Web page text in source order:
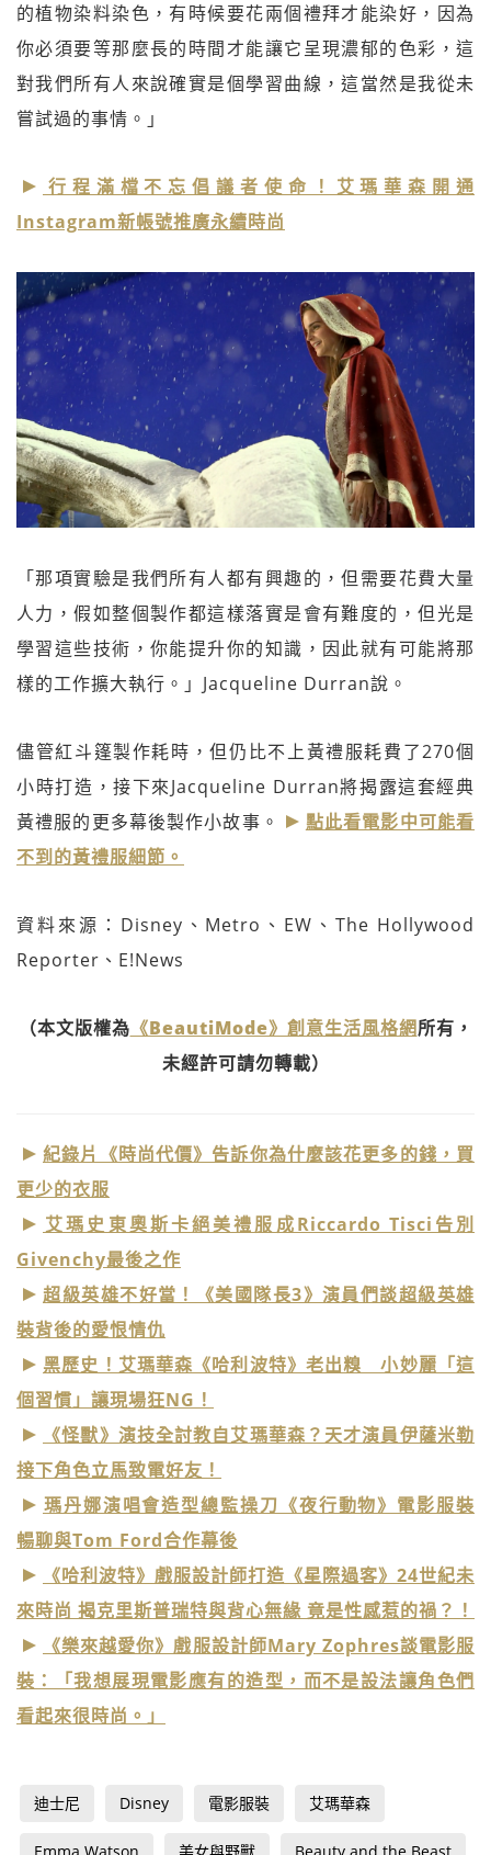
的植物染料染色，有時候要花兩個禮拜才能染好，因為
你必須要等那麼長的時間才能讓它呈現濃郁的色彩，這
對我們所有人來說確實是個學習曲線，這當然是我從未
嘗試過的事情。」
行程滿檔不忘倡議者使命！艾瑪華森開通
Instagram新帳號推廣永續時尚
「那項實驗是我們所有人都有興趣的，但需要花費大量
人力，假如整個製作都這樣落實是會有難度的，但光是
學習這些技術，你能提升你的知識，因此就有可能將那
樣的工作擴大執行。」Jacqueline Durran說。
儘管紅斗篷製作耗時，但仍比不上黃禮服耗費了270個
小時打造，接下來Jacqueline Durran將揭露這套經典
黃禮服的更多幕後製作小故事。
點此看電影中可能看
不到的黃禮服細節。
資料來源：Disney、Metro、EW、The Hollywood
Reporter、E!News
（本文版權為 《BeautiMode》創意生活風格網所有，
未經許可請勿轉載）
紀錄片《時尚代價》告訴你為什麼該花更多的錢，買
更少的衣服
艾瑪史東奧斯卡絕美禮服成Riccardo Tisci告別
Givenchy最後之作
超級英雄不好當！《美國隊長3》演員們談超級英雄
裝背後的愛恨情仇
黑歷史！艾瑪華森《哈利波特》老出糗 小妙麗「這
個習慣」讓現場狂NG！
《怪獸》演技全討教自艾瑪華森？天才演員伊薩米勒
接下角色立馬致電好友！
瑪丹娜演唱會造型總監操刀《夜行動物》電影服裝
暢聊與Tom Ford合作幕後
《哈利波特》戲服設計師打造《星際過客》24世紀未
來時尚 揭克里斯普瑞特與背心無緣 竟是性感惹的禍？！
《樂來越愛你》戲服設計師Mary Zophres談電影服
裝：「我想展現電影應有的造型，而不是設法讓角色們
看起來很時尚。」
迪士尼 Disney 電影服裝 艾瑪華森